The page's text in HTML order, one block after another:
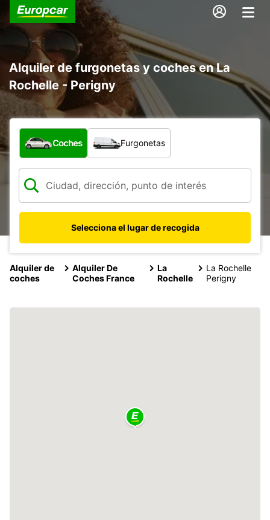
Alquiler de furgonetas y coches en La
Rochelle - Perigny
¿Qué tipo de vehículo?
Coches Furgonetas
Selecciona el lugar de recogida
Alquiler de
coches
Alquiler De
Coches France
La
Rochelle
La Rochelle
Perigny